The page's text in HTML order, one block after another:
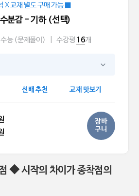
X 교재 별도 구매 가능 ■
분감 - 기하 (선택)
능 (문제풀이) 수강평 16개
선배 추천 교재 맛보기
장바
구니
◆ 시작의 차이가 종착점의